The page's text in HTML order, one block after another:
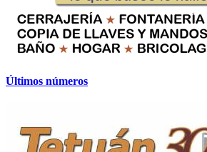
Últimos números